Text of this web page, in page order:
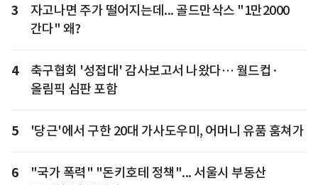
3
자고나면 주가 떨어지는데... 골드만삭스 "1만2000
간다" 왜?
4
축구협회 '성접대' 감사보고서 나왔다… 월드컵·
올림픽 심판 포함
5 '당근'에서 구한 20대 가사도우미, 어머니 유품 훔쳐가
6
"국가 폭력" "돈키호테 정책"... 서울시 부동산